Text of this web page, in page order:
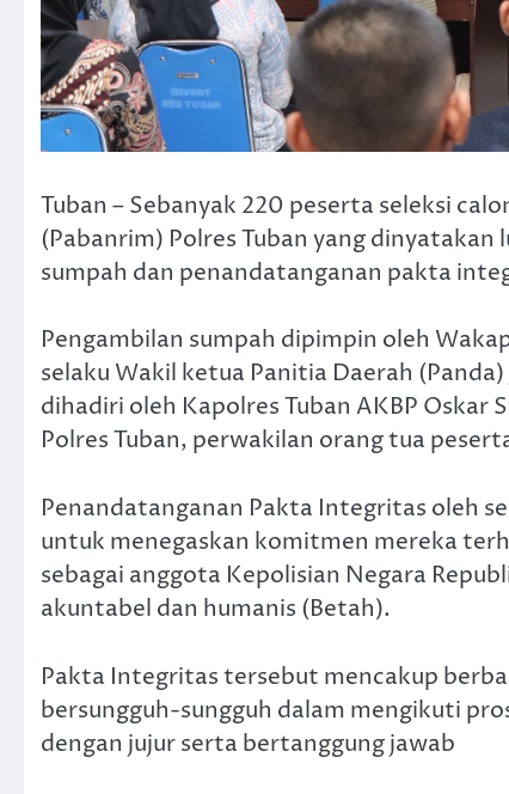
Tuban – Sebanyak 220 peserta seleksi
(Pabanrim) Polres Tuban yang
sumpah dan penandatanganan pakta
Pengambilan sumpah dipimpin oleh
selaku Wakil ketua Panitia Daerah
dihadiri oleh Kapolres Tuban AKBP
Polres Tuban, perwakilan orang tua
Penandatanganan Pakta Integritas oleh
untuk menegaskan komitmen mereka
sebagai anggota Kepolisian Negara
akuntabel dan humanis (Betah).
Pakta Integritas tersebut mencakup
bersungguh-sungguh dalam mengikuti
dengan jujur serta bertanggung jawab